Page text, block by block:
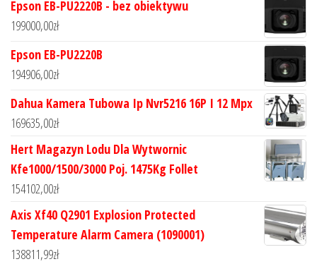
Epson EB-PU2220B - bez obiektywu
199000,00zł
Epson EB-PU2220B
194906,00zł
Dahua Kamera Tubowa Ip Nvr5216 16P I 12 Mpx
169635,00zł
Hert Magazyn Lodu Dla Wytwornic
Kfe1000/1500/3000 Poj. 1475Kg Follet
154102,00zł
Axis Xf40 Q2901 Explosion Protected
Temperature Alarm Camera (1090001)
138811,99zł